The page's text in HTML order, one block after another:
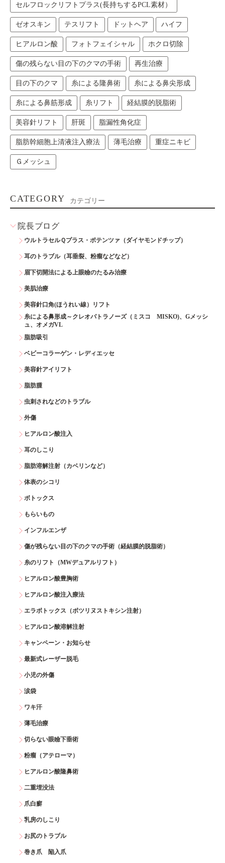
セルフロックリフトプラス(長持ちするPCL素材）
ゼオスキン テスリフト ドットヘア ハイフ
ヒアルロン酸 フォトフェイシャル ホクロ切除
傷の残らない目の下のクマの手術 再生治療
目の下のクマ 糸による隆鼻術 糸による鼻尖形成
糸による鼻筋形成 糸リフト 経結膜的脱脂術
美容針リフト 肝斑 脂漏性角化症
脂肪幹細胞上清液注入療法 薄毛治療 重症ニキビ
Ｇメッシュ
CATEGORY カテゴリー
院長ブログ
ウルトラセルＱプラス・ポテンツァ（ダイヤモンドチップ）
耳のトラブル（耳垂裂、粉瘤などなど）
眉下切開法による上眼瞼のたるみ治療
美肌治療
美容針口角(ほうれい線）リフト
糸による鼻形成～クレオパトラノーズ（ミスコ MISKO)、Gメッシ
ュ、オメガVL
脂肪吸引
ベビーコラーゲン・レディエッセ
美容針アイリフト
脂肪腫
虫刺されなどのトラブル
外傷
ヒアルロン酸注入
耳のしこり
脂肪溶解注射（カベリンなど）
体表のシコリ
ボトックス
もらいもの
インフルエンザ
傷が残らない目の下のクマの手術（経結膜的脱脂術）
糸のリフト（MWデュアルリフト）
ヒアルロン酸豊胸術
ヒアルロン酸注入療法
エラボトックス（ボツリヌストキシン注射）
ヒアルロン酸溶解注射
キャンペーン・お知らせ
最新式レーザー脱毛
小児の外傷
涙袋
ワキ汗
薄毛治療
切らない眼瞼下垂術
粉瘤（アテローマ）
ヒアルロン酸隆鼻術
二重埋没法
爪白癬
乳房のしこり
お尻のトラブル
巻き爪 陥入爪